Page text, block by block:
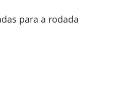
para a rodada